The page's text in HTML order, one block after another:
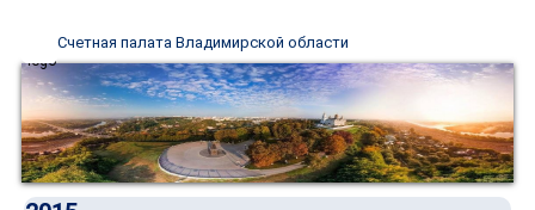
Счетная палата Владимирской области